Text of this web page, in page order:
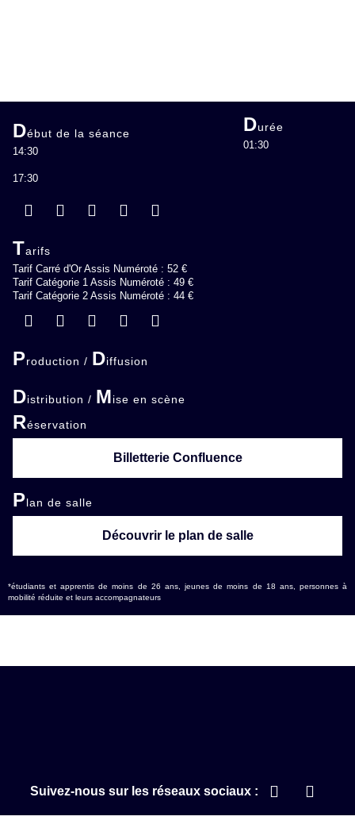
Début de la séance
14:30
17:30
Durée
01:30
Tarifs
Tarif Carré d'Or Assis Numéroté : 52 €
Tarif Catégorie 1 Assis Numéroté : 49 €
Tarif Catégorie 2 Assis Numéroté : 44 €
Production / Diffusion
Distribution / Mise en scène
Réservation
Billetterie Confluence
Plan de salle
Découvrir le plan de salle
*étudiants et apprentis de moins de 26 ans, jeunes de moins de 18 ans, personnes à
mobilité réduite et leurs accompagnateurs
Suivez-nous sur les réseaux sociaux :